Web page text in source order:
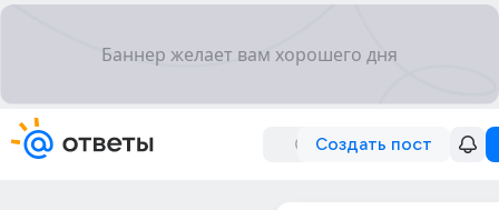
Создать пост